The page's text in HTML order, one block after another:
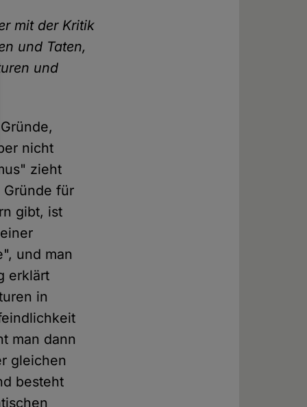
mit der Kritik
und Taten,
und
nicht
zieht
Gründe für
gibt, ist
und man
erklärt
in
man dann
gleichen
besteht